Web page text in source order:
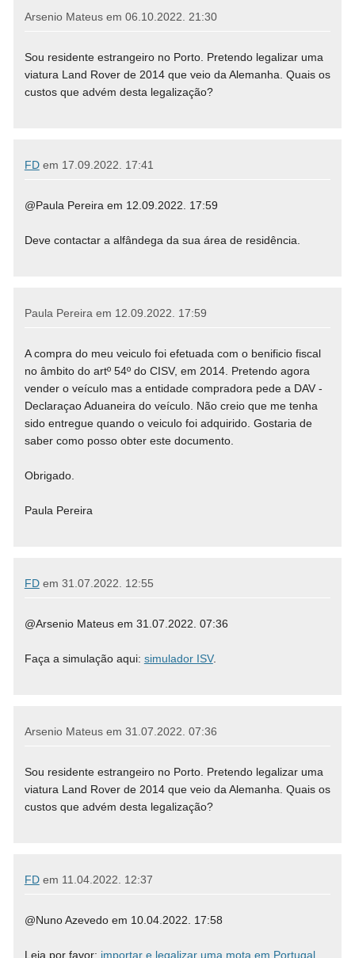
Arsenio Mateus em 06.10.2022. 21:30
Sou residente estrangeiro no Porto. Pretendo legalizar uma
viatura Land Rover de 2014 que veio da Alemanha. Quais os
custos que advém desta legalização?
FDem 17.09.2022. 17:41
@Paula Pereira em 12.09.2022. 17:59
Deve contactar a alfândega da sua área de residência.
Paula Pereira em 12.09.2022. 17:59
A compra do meu veiculo foi efetuada com o benificio fiscal
no âmbito do artº 54º do CISV, em 2014. Pretendo agora
vender o veículo mas a entidade compradora pede a DAV -
Declaraçao Aduaneira do veículo. Não creio que me tenha
sido entregue quando o veiculo foi adquirido. Gostaria de
saber como posso obter este documento.
Obrigado.
Paula Pereira
FDem 31.07.2022. 12:55
@Arsenio Mateus em 31.07.2022. 07:36
Faça a simulação aqui: simulador ISV.
Arsenio Mateus em 31.07.2022. 07:36
Sou residente estrangeiro no Porto. Pretendo legalizar uma
viatura Land Rover de 2014 que veio da Alemanha. Quais os
custos que advém desta legalização?
FDem 11.04.2022. 12:37
@Nuno Azevedo em 10.04.2022. 17:58
Leia por favor: importar e legalizar uma mota em Portugal.